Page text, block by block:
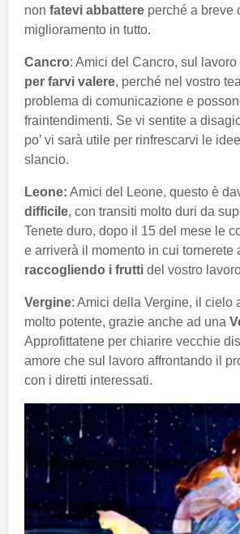
non fatevi abbattere perché a breve
miglioramento in tutto.
Cancro: Amici del Cancro, sul lavoro
per farvi valere, perché nel vostro
problema di comunicazione e
fraintendimenti. Se vi sentite a
po’ vi sarà utile per rinfrescarvi le
slancio.
Leone: Amici del Leone, questo è
difficile, con transiti molto duri da
Tenete duro, dopo il 15 del mese le
e arriverà il momento in cui tornerete
raccogliendo i frutti del vostro
Vergine: Amici della Vergine, il cielo
molto potente, grazie anche ad una
Approfittatene per chiarire vecchie
amore che sul lavoro affrontando il
con i diretti interessati.